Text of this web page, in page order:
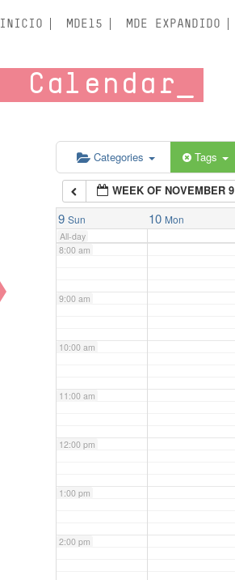
INICIO MDE15 MDE EXPANDIDO
Calendar
Categories Tags
WEEK OF NOVEMBER 9
9 Sun 10 Mon
All-day
5:00 am
6:00 am
7:00 am
8:00 am
9:00 am
10:00 am
11:00 am
12:00 pm
1:00 pm
2:00 pm